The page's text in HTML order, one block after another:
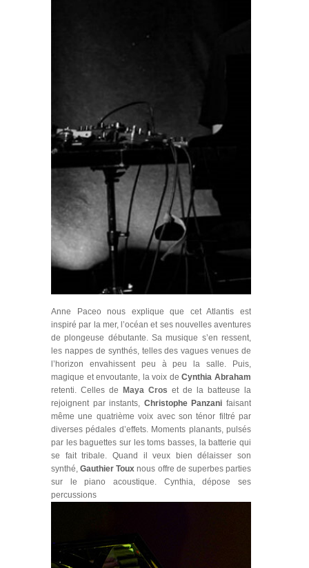
Anne Paceo nous explique que cet Atlantis est
inspiré par la mer, l’océan et ses nouvelles aventures
de plongeuse débutante. Sa musique s’en ressent,
les nappes de synthés, telles des vagues venues de
l’horizon envahissent peu à peu la salle. Puis,
magique et envoutante, la voix deCynthia Abraham
retenti. Celles de
Maya Cros et de la batteuse la
rejoignent par instants, Christophe Panzani faisant
même une quatrième voix avec son ténor filtré par
diverses pédales d’effets. Moments planants, pulsés
par les baguettes sur les toms basses, la batterie qui
se fait tribale. Quand il veux bien délaisser son
synthé,Gauthier Toux nous offre de superbes parties
sur le piano acoustique. Cynthia, dépose ses
percussions